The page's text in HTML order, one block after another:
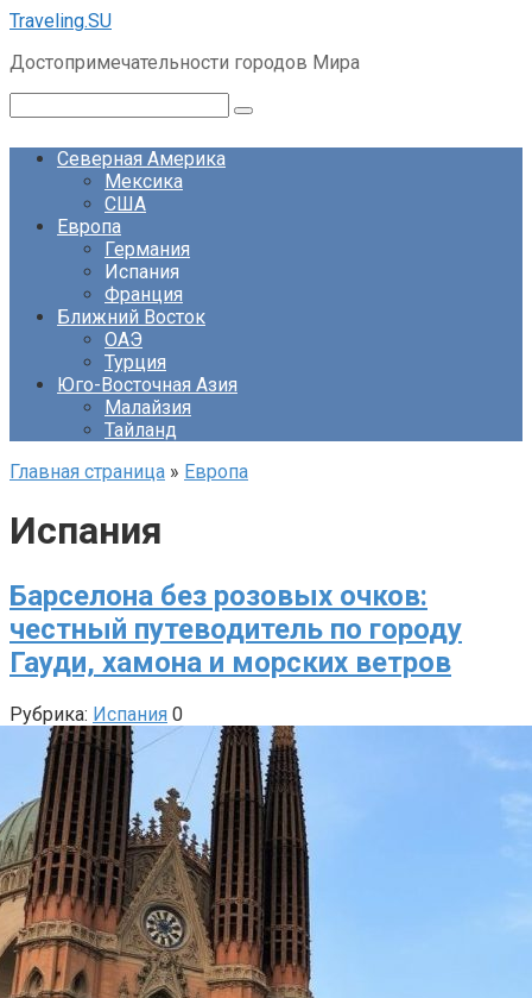
Перейти
контенту
Traveling.SU
Достопримечательности городов Мира
Северная Америка
Мексика
США
Европа
Германия
Испания
Франция
Ближний Восток
ОАЭ
Турция
Юго-Восточная Азия
Малайзия
Тайланд
Главная страница » Европа
Испания
Барселона без розовых очков:
честный путеводитель по городу
Гауди, хамона и морских ветров
Рубрика: Испания 0